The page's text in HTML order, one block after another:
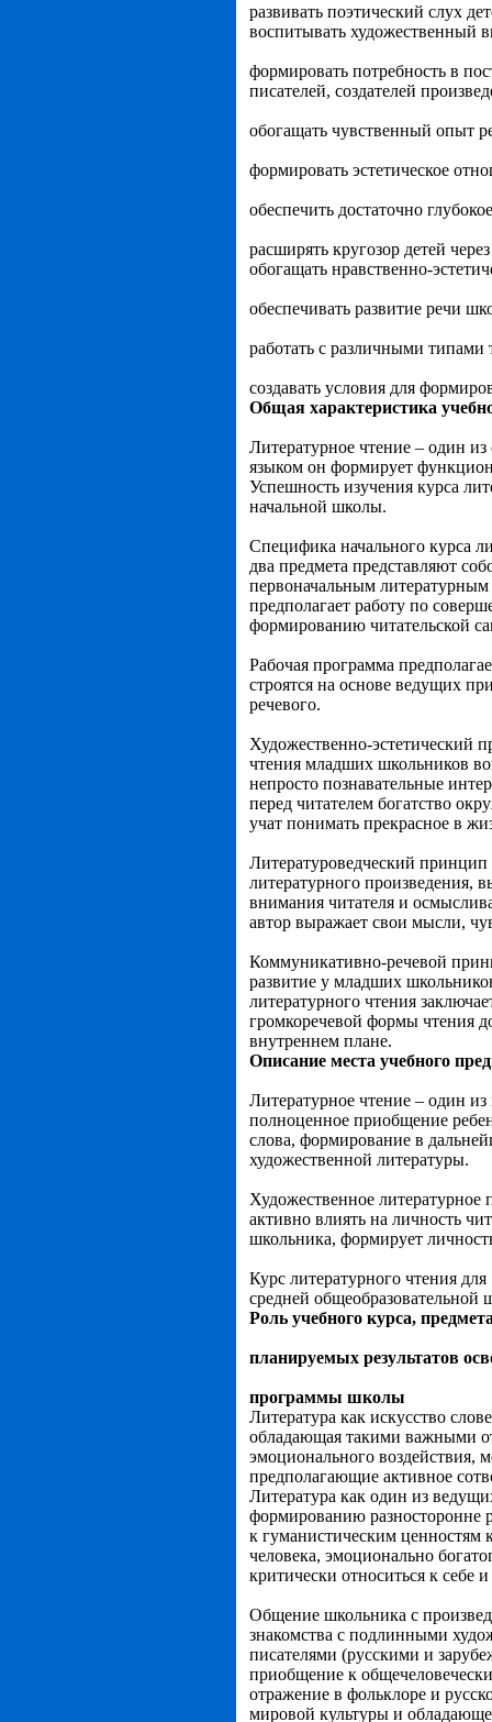
развивать поэтический слух
воспитывать художественный
формировать потребность в
писателей, создателей
обогащать чувственный опыт
формировать эстетическое
обеспечить достаточно
расширять кругозор детей
обогащать нравственно-
обеспечивать развитие речи
работать с различными типами
создавать условия для
Общая характеристика
Литературное чтение – один
языком он формирует
Успешность изучения курса
начальной школы.
Специфика начального курса
два предмета представляют
первоначальным
предполагает работу по
формированию читательской
Рабочая программа
строятся на основе ведущих
речевого.
Художественно-эстетический
чтения младших школьников
непросто познавательные
перед читателем богатство
учат понимать прекрасное в
Литературоведческий принцип
литературного произведения,
внимания читателя и
автор выражает свои мысли,
Коммуникативно-речевой
развитие у младших
литературного чтения
громкоречевой формы чтения
внутреннем плане.
Описание места учебного
Литературное чтение – один
полноценное приобщение
слова, формирование в
художественной литературы.
Художественное
активно влиять на личность
школьника, формирует
Курс литературного чтения
средней общеобразовательной
Роль учебного курса,
планируемых результатов
программы школы
Литература как искусство
обладающая такими важными
эмоционального воздействия,
предполагающие активное
Литература как один из
формированию разносторонне
к гуманистическим ценностям
человека, эмоционально
критически относиться к
Общение школьника с
знакомства с подлинными
писателями (русскими и
приобщение к
отражение в фольклоре и
мировой культуры и